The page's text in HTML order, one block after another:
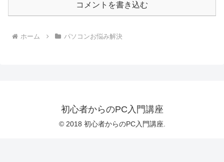
コメントを書き込む
ホーム パソコンお悩み解決
初心者からのPC入門講座
© 2018 初心者からのPC入門講座.